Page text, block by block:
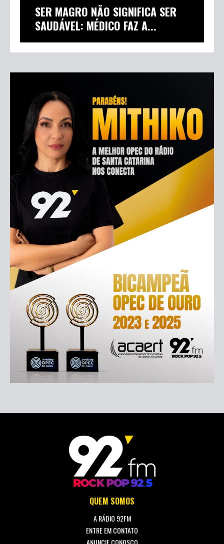
SER MAGRO NÃO SIGNIFICA SER
SAUDÁVEL: MÉDICO FAZ A...
QUEM SOMOS
A RÁDIO 92FM
ENTRE EM CONTATO